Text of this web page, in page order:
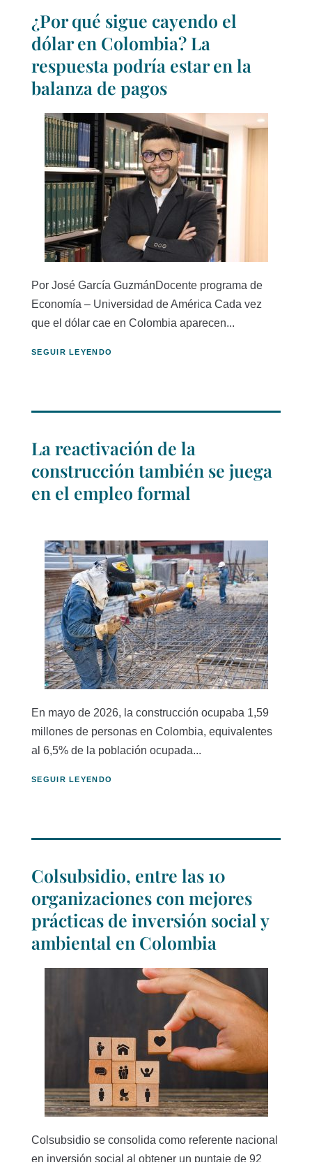
¿Por qué sigue cayendo el
dólar en Colombia? La
respuesta podría estar en la
balanza de pagos
Por José García GuzmánDocente programa de
Economía – Universidad de América Cada vez
que el dólar cae en Colombia aparecen...
SEGUIR LEYENDO
La reactivación de la
construcción también se juega
en el empleo formal
En mayo de 2026, la construcción ocupaba 1,59
millones de personas en Colombia, equivalentes
al 6,5% de la población ocupada...
SEGUIR LEYENDO
Colsubsidio, entre las 10
organizaciones con mejores
prácticas de inversión social y
ambiental en Colombia
Colsubsidio se consolida como referente nacional
en inversión social al obtener un puntaje de 92